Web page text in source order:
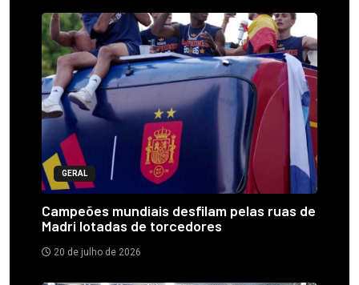
GERAL
Campeões mundiais desfilam pelas ruas de
Madri lotadas de torcedores
20 de julho de 2026